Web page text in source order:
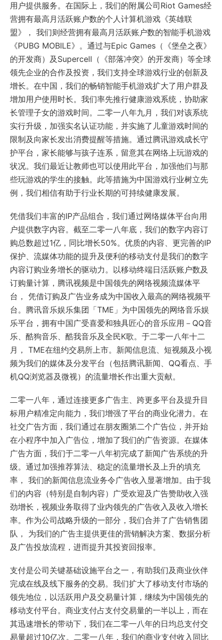
用户提供服务。在国际上，我们的附属公司Riot Games经
营拥有最高月活跃账户数的个人计算机游戏《英雄联
盟》， 我们则经营拥有最高月活跃账户数的智能手机游戏
《PUBG MOBILE》。通过与Epic Games（《堡垒之夜》
的开发商）及Supercell（《部落冲突》的开发商）等全球
领先企业的合作及投资，我们支持全球游戏行业的创新及
增长。在中国，我们的畅销智能手机游戏扩大了用户群及
增加用户使用时长。我们率先推行健康游戏系统，协助家
长管理子女的游戏时间。二零一八年九月，我们对该系统
实行升级，加强实名认证功能，并实施了儿童游戏时间的
限制及向家长发出消费提醒等措施。通过腾讯游戏成长守
护平台，家长能够与孩子连系，留意其在网络上玩游戏的
状况。我们最近让教师也可以使用此平台，加强他们与那
些玩游戏的学生的接触。此等措施为中国游戏行业树立先
例，我们相信有助于行业长期的可持续健康发展。
凭借我们丰富的IP产品组合，我们通过网络媒体平台向用
户提供数字内容。截至二零一八年底，我们的数字内容订
购总数超过1亿，同比增长50%。优质的内容、更完善的IP
保护、流媒体功能的提升及便利的移动支付是我们的数字
内容订购业务增长的驱动力。以移动终端日活跃账户数及
订购量计算，腾讯视频是中国领先的网络视频流媒体平
台， 凭借订购及广告业务成为中国收入最高的网络视频平
台。腾讯音乐娱乐集团「TME」为中国领先的网络音乐娱
乐平台，拥有中国广受喜爱和独具匠心的音乐应用－QQ音
乐、酷狗音乐、酷我音乐及全民K歌。于二零一八年十二
月， TME在纽约交易所上市。新闻信息流、短视频及小视
频为我们的媒体及分发平台（包括腾讯新闻、QQ看点、手
机QQ浏览器及微视）的流量增长作出重大贡献。
二零一八年，通过连接更多广告主、跨更多平台及提升目
标用户精准定向能力，我们增强了平台的商业化潜力。在
社交广告方面，我们通过在朋友圈第二个广告位，并开始
在小程序中加入广告位，增加了我们的广告资源。在媒体
广告方面，我们于二零一八年初完成了新闻广告系统的升
级。通过加强推荐算法、稳定的流量增长及上升的填充
率， 我们的新闻信息流业务令广告收入显著增加。由于我
们的内容（特别是自制内容）广受欢迎及广告赞助收入强
劲增长，视频业务取得了业内领先的广告收入及收入增长
率。作为公司战略升级的一部分，我们合并了广告销售团
队， 为我们的广告主提供更佳的营销解决方案、数据分析
及广告投放流程，进而提升其投资回报率。
支付是公司关键基础设施平台之一，有助我们及商业伙伴
完成在线及线下服务的交易。我们扩大了移动支付市场的
领先地位，以活跃用户及交易量计算，继续为中国领先的
移动支付平台。商业支付占支付交易量的一半以上，而在
其迅速增长的带动下，我们在二零一八年的日均总支付交
易量超过10亿次。二零一八年，我们的商业支付收入同比